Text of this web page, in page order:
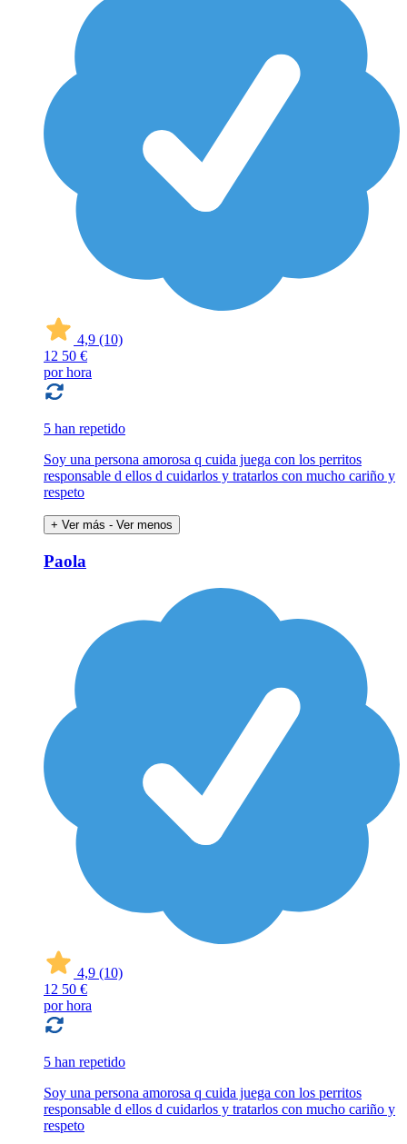
4,9 (10)
12 50 €
por hora
5 han repetido
Soy una persona amorosa q cuida juega con los perritos
responsable d ellos d cuidarlos y tratarlos con mucho cariño y
respeto
+ Ver más - Ver menos
Paola
4,9 (10)
12 50 €
por hora
5 han repetido
Soy una persona amorosa q cuida juega con los perritos
responsable d ellos d cuidarlos y tratarlos con mucho cariño y
respeto